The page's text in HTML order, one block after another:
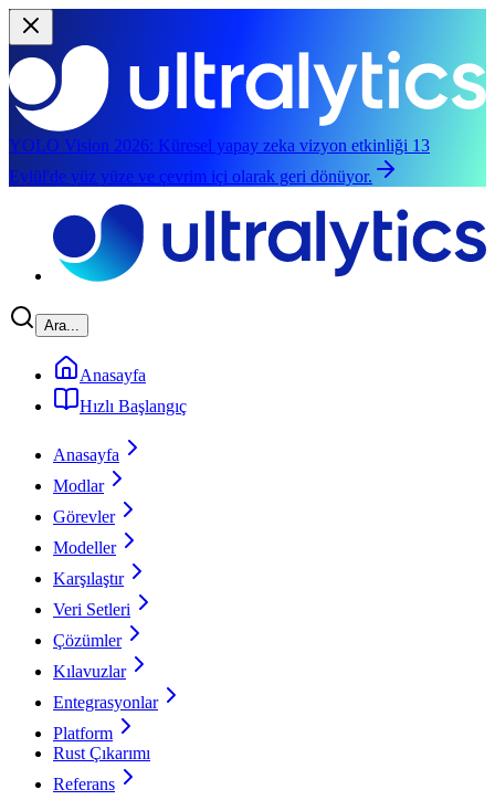
YOLO Vision 2026: Küresel yapay zeka vizyon etkinliği 13
Eylül'de yüz yüze ve çevrim içi olarak geri dönüyor.
Ara...
Anasayfa
Hızlı Başlangıç
Anasayfa
Modlar
Görevler
Modeller
Karşılaştır
Veri Setleri
Çözümler
Kılavuzlar
Entegrasyonlar
Platform
Rust Çıkarımı
Referans